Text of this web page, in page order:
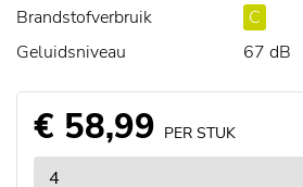
Brandstofverbruik
C
Geluidsniveau
67 dB
€ 58,99 PER STUK